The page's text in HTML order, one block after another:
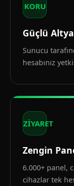
KORU
Güçlü
Sunucu
hesabınız
ZİYARET
Zengin
6.000+ panel,
cihazlar tek